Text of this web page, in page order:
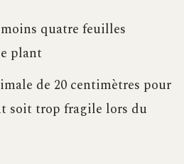
moins quatre feuilles
plant
de 20 centimètres pour
soit trop fragile lors du